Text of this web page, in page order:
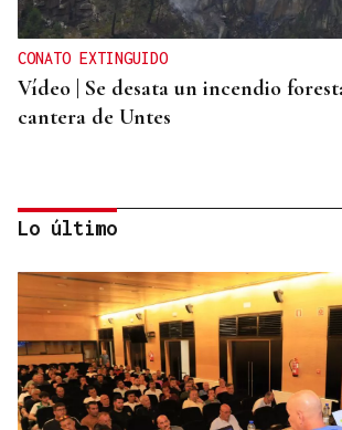
CONATO EXTINGUIDO
Vídeo | Se desata un incendio
cantera de Untes
Lo último